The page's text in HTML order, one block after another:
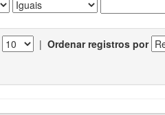
| Ordenar registros por